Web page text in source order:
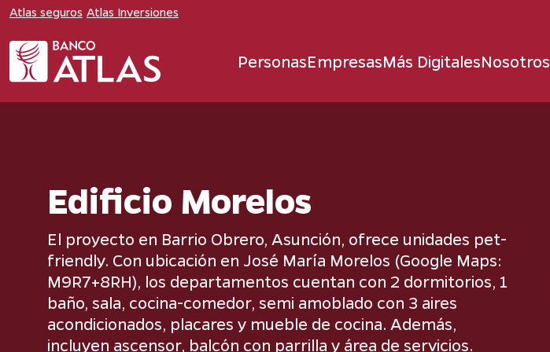
Atlas seguros Atlas Inversiones
PersonasEmpresasMás DigitalesNosotros
Edificio Morelos
El proyecto en Barrio Obrero, Asunción, ofrece unidades pet-
friendly. Con ubicación en José María Morelos (Google Maps:
M9R7+8RH), los departamentos cuentan con 2 dormitorios, 1
baño, sala, cocina-comedor, semi amoblado con 3 aires
acondicionados, placares y mueble de cocina. Además,
incluyen ascensor, balcón con parrilla y área de servicios.